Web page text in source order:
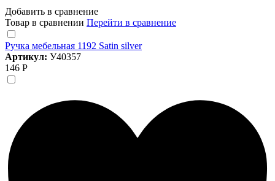
Добавить в сравнение
Товар в сравнении Перейти в сравнение
Ручка мебельная 1192 Satin silver
Артикул: У40357
146 Р